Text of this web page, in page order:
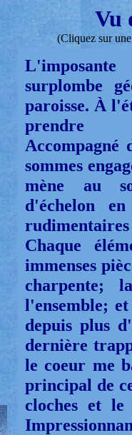
Vu
(Cliquez sur
surplombe
paroisse. À
prendre
Accompagné
sommes
mène au
d'échelon
Chaque
immenses
charpente;
l'ensemble;
depuis plus
dernière
le coeur me
principal de
cloches et le